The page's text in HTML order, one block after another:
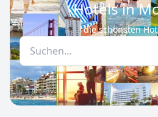
Hotels in
die schönsten